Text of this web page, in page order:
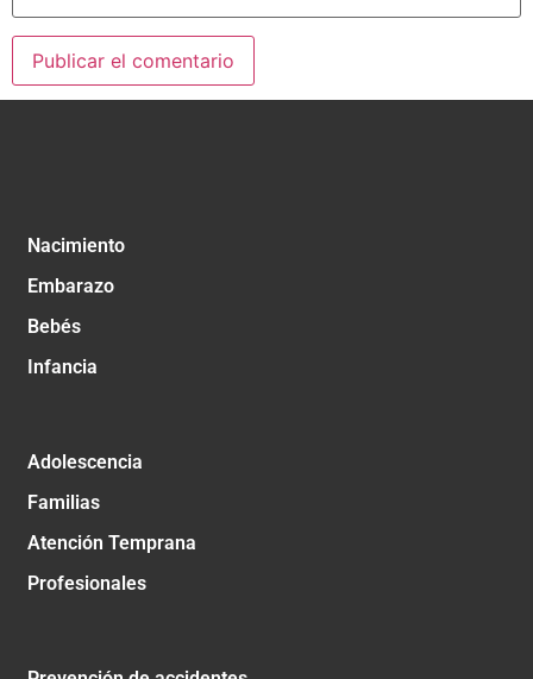
Nacimiento
Embarazo
Bebés
Infancia
Adolescencia
Familias
Atención Temprana
Profesionales